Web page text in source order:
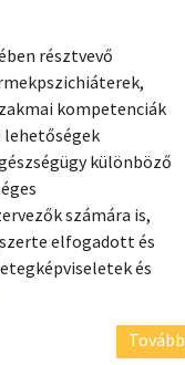
résztvevő
kompetenciák
lehetőségek
különböző
számára is,
elfogadott és
és
Tovább